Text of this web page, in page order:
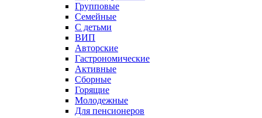
Групповые
Семейные
С детьми
ВИП
Авторские
Гастрономические
Активные
Сборные
Горящие
Молодежные
Для пенсионеров